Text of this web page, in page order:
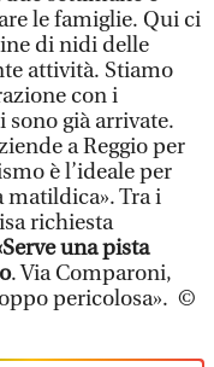
le famiglie. Qui ci
di nidi delle
attività. Stiamo
con i
già arrivate.
a Reggio per
è l’ideale per
matildica». Tra i
richiesta
una pista
. Via Comparoni,
pericolosa». ©